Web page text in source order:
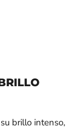
brillo intenso,